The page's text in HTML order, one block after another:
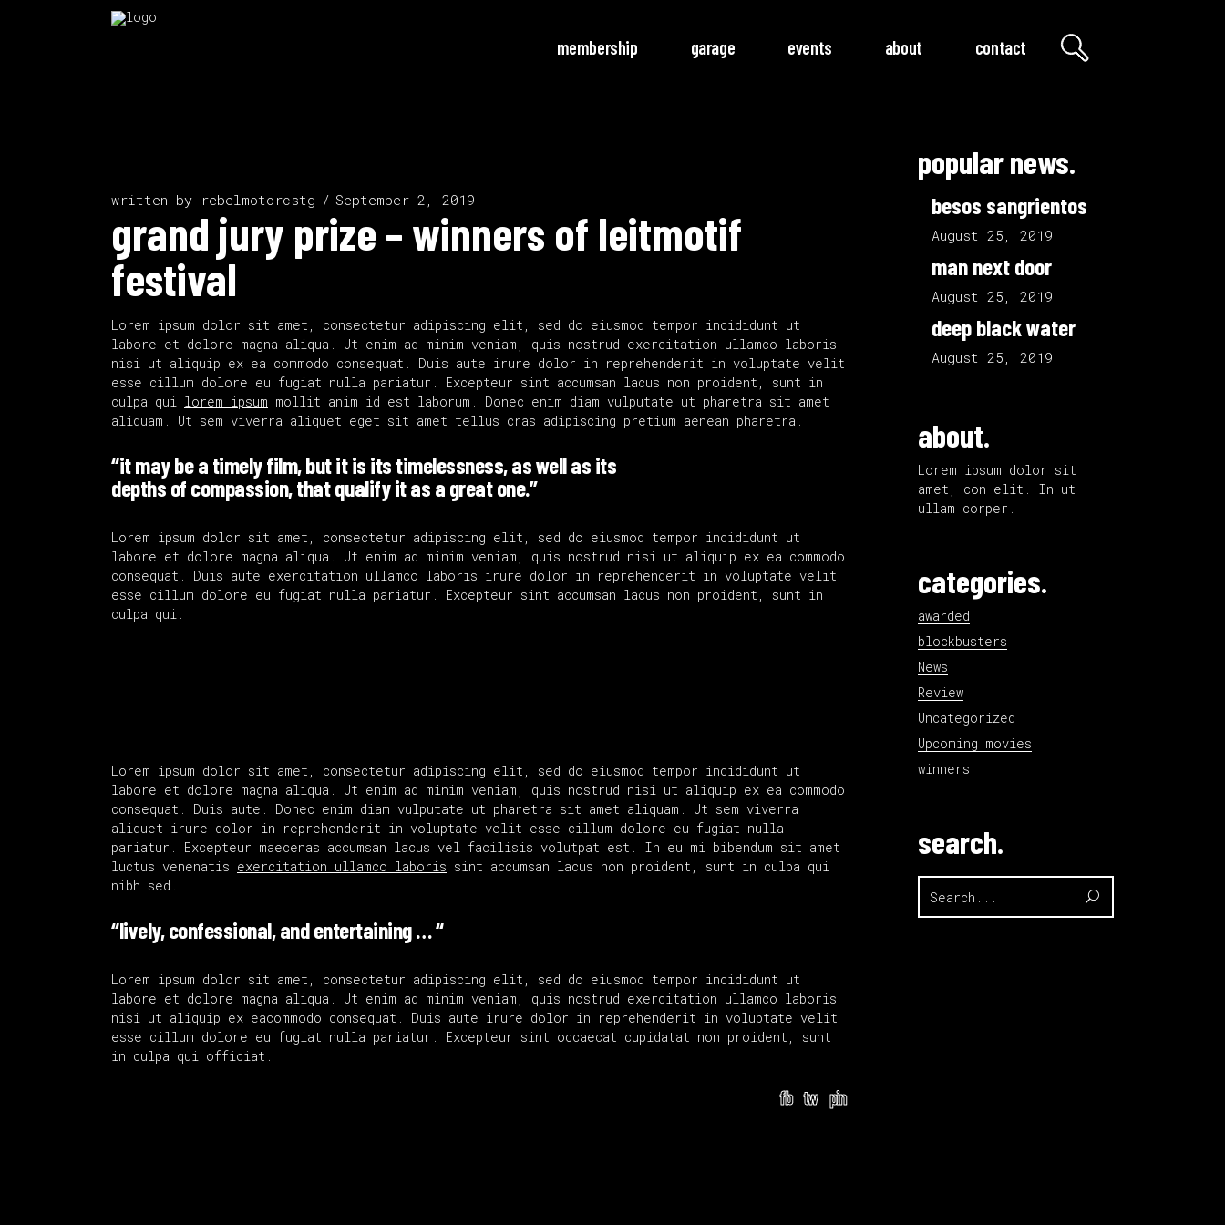
membership garage events about contact
written by rebelmotorcstg September 2, 2019
grand jury prize – winners of leitmotif
festival
Lorem ipsum dolor sit amet, consectetur adipiscing elit, sed do eiusmod tempor incididunt ut
labore et dolore magna aliqua. Ut enim ad minim veniam, quis nostrud exercitation ullamco laboris
nisi ut aliquip ex ea commodo consequat. Duis aute irure dolor in reprehenderit in voluptate velit
esse cillum dolore eu fugiat nulla pariatur. Excepteur sint accumsan lacus non proident, sunt in
culpa qui lorem ipsum mollit anim id est laborum. Donec enim diam vulputate ut pharetra sit amet
aliquam. Ut sem viverra aliquet eget sit amet tellus cras adipiscing pretium aenean pharetra.
“it may be a timely film, but it is its timelessness, as well as its
depths of compassion, that qualify it as a great one.”
Lorem ipsum dolor sit amet, consectetur adipiscing elit, sed do eiusmod tempor incididunt ut
labore et dolore magna aliqua. Ut enim ad minim veniam, quis nostrud nisi ut aliquip ex ea commodo
consequat. Duis aute exercitation ullamco laboris irure dolor in reprehenderit in voluptate velit
esse cillum dolore eu fugiat nulla pariatur. Excepteur sint accumsan lacus non proident, sunt in
culpa qui.
Lorem ipsum dolor sit amet, consectetur adipiscing elit, sed do eiusmod tempor incididunt ut
labore et dolore magna aliqua. Ut enim ad minim veniam, quis nostrud nisi ut aliquip ex ea commodo
consequat. Duis aute. Donec enim diam vulputate ut pharetra sit amet aliquam. Ut sem viverra
aliquet irure dolor in reprehenderit in voluptate velit esse cillum dolore eu fugiat nulla
pariatur. Excepteur maecenas accumsan lacus vel facilisis volutpat est. In eu mi bibendum sit amet
luctus venenatis exercitation ullamco laboris sint accumsan lacus non proident, sunt in culpa qui
nibh sed.
“lively, confessional, and entertaining … “
Lorem ipsum dolor sit amet, consectetur adipiscing elit, sed do eiusmod tempor incididunt ut
labore et dolore magna aliqua. Ut enim ad minim veniam, quis nostrud exercitation ullamco laboris
nisi ut aliquip ex eacommodo consequat. Duis aute irure dolor in reprehenderit in voluptate velit
esse cillum dolore eu fugiat nulla pariatur. Excepteur sint occaecat cupidatat non proident, sunt
in culpa qui officiat.
fb tw pin
popular news.
besos sangrientos
August 25, 2019
man next door
August 25, 2019
deep black water
August 25, 2019
about.
Lorem ipsum dolor sit
amet, con elit. In ut
ullam corper.
categories.
awarded
blockbusters
News
Review
Uncategorized
Upcoming movies
winners
search.
for: